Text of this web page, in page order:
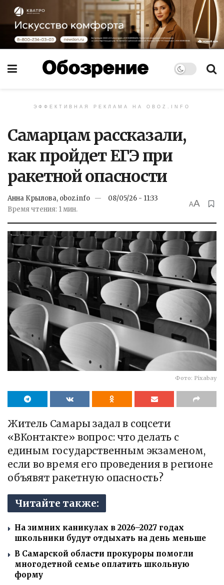
ЭФФЕКТИВНАЯ РЕКЛАМА НА OBOZ.INFO
Самарцам рассказали,
как пройдет ЕГЭ при
ракетной опасности
Анна Крылова, oboz.info
08/05/26 - 11:33
Время чтения: 1 мин.
AA
Фото: Pixabay
Житель Самары задал в соцсети
«ВКонтакте» вопрос: что делать с
единым государственным экзаменом,
если во время его проведения в регионе
объявят ракетную опасность?
Читайте также:
На зимних каникулах в 2026–2027 годах
школьники будут отдыхать на день меньше
В Самарской области прокуроры помогли
многодетной семье оплатить школьную
форму